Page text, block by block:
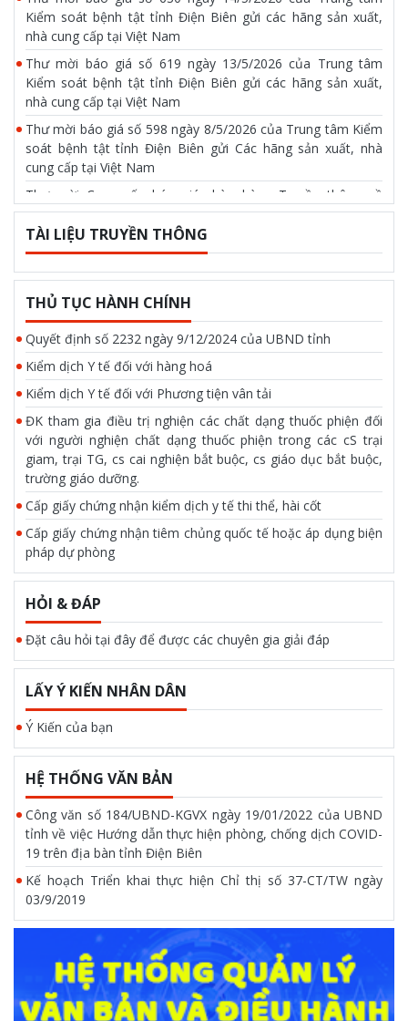
Kiểm soát bệnh tật tỉnh Điện Biên gửi các hãng sản xuất,
nhà cung cấp tại Việt Nam
Thư mời báo giá số 619 ngày 13/5/2026 của Trung tâm
Kiểm soát bệnh tật tỉnh Điện Biên gửi các hãng sản xuất,
nhà cung cấp tại Việt Nam
Thư mời báo giá số 598 ngày 8/5/2026 của Trung tâm Kiểm
soát bệnh tật tỉnh Điện Biên gửi Các hãng sản xuất, nhà
cung cấp tại Việt Nam
Thư mời Cung cấp báo giá chào hàng Truyền thông về
phòng chống tác hại của thuốc lá ngày 17/4/2026 của Trung
tâm kiểm soát bệnh tật tỉnh Điện Biên
Thư mời báo giá số 514 ngày 17/4/2026 của Trung tâm
Kiểm soát bệnh tật tỉnh Điện Biên gửi các công ty, đơn vị
cung cấp dịch vụ hội trường tại tỉnh Điện Biên
TÀI LIỆU TRUYỀN THÔNG
THỦ TỤC HÀNH CHÍNH
Quyết định số 2232 ngày 9/12/2024 của UBND tỉnh
Kiểm dịch Y tế đối với hàng hoá
Kiểm dịch Y tế đối với Phương tiện vân tải
ĐK tham gia điều trị nghiện các chất dạng thuốc phiện đối
với người nghiện chất dạng thuốc phiện trong các cS trại
giam, trại TG, cs cai nghiện bắt buộc, cs giáo dục bắt buộc,
trường giáo dưỡng.
Cấp giấy chứng nhận kiểm dịch y tế thi thể, hài cốt
Cấp giấy chứng nhận tiêm chủng quốc tế hoặc áp dụng biện
pháp dự phòng
HỎI & ĐÁP
Đặt câu hỏi tại đây để được các chuyên gia giải đáp
LẤY Ý KIẾN NHÂN DÂN
Ý Kiến của bạn
HỆ THỐNG VĂN BẢN
Công văn số 184/UBND-KGVX ngày 19/01/2022 của UBND
tỉnh về việc Hướng dẫn thực hiện phòng, chống dịch COVID-
19 trên địa bàn tỉnh Điện Biên
Kế hoạch Triển khai thực hiện Chỉ thị số 37-CT/TW ngày
03/9/2019